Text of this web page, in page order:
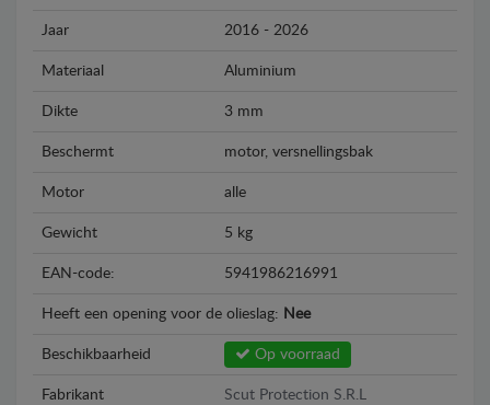
Jaar 2016 - 2026
Materiaal Aluminium
Dikte 3 mm
Beschermt motor, versnellingsbak
Motor alle
Gewicht 5 kg
EAN-code: 5941986216991
Heeft een opening voor de olieslag: Nee
Beschikbaarheid Op voorraad
Fabrikant Scut Protection S.R.L